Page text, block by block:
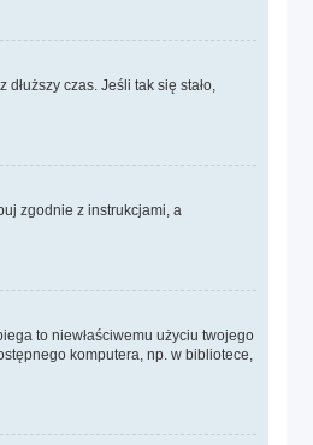
czas. Jeśli tak się stało,
zgodnie z instrukcjami, a
to niewłaściwemu użyciu twojego
komputera, np. w bibliotece,